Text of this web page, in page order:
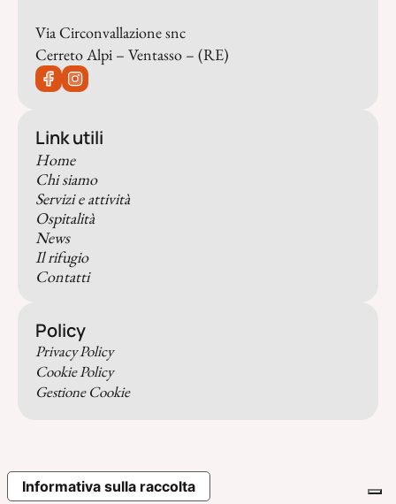
Via Circonvallazione snc
Cerreto Alpi – Ventasso – (RE)
Link utili
Home
Chi siamo
Servizi e attività
Ospitalità
News
Il rifugio
Contatti
Policy
Privacy Policy
Cookie Policy
Gestione Cookie
Informativa sulla raccolta